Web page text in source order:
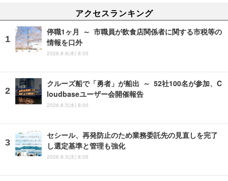
アクセスランキング
停職1ヶ月 ～ 市職員が飲食店関係者に関する市税等の
情報を口外
2026.8.6(木) 8:05
クルーズ船で「勇者」が船出 ～ 52社100名が参加、C
loudbaseユーザー会開催報告
2026.8.5(水) 8:00
セシール、再発防止のため業務委託先の見直しを完了
し選定基準と管理も強化
2026.8.5(水) 8:05